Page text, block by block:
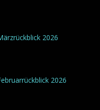
2026
2026